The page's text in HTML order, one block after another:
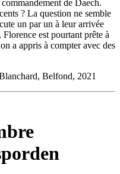
de Daech.
? La question ne semble
un par un à leur arrivée
est pourtant prête à
a appris à compter avec des
Belfond, 2021